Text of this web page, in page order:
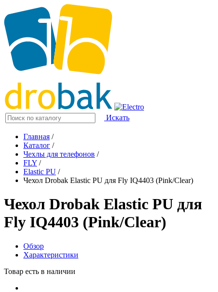
Искать
Главная /
Каталог /
Чехлы для телефонов /
FLY /
Elastic PU /
Чехол Drobak Elastic PU для Fly IQ4403 (Pink/Clear)
Чехол Drobak Elastic PU для
Fly IQ4403 (Pink/Clear)
Обзор
Характеристики
Товар есть в наличии